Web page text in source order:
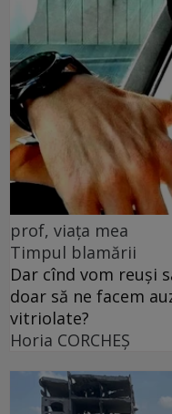
prof, viața mea
Timpul blamării
Dar cînd vom reuși
doar să ne facem
vitriolate?
Horia CORCHEŞ